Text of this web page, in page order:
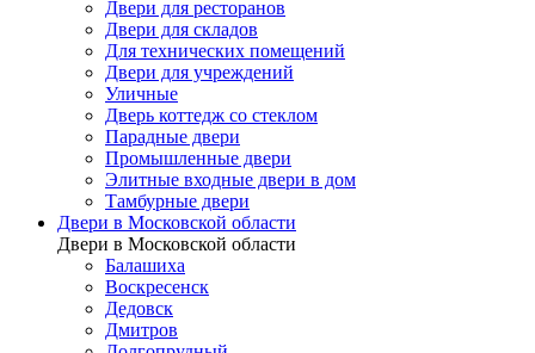
Двери для ресторанов
Двери для складов
Для технических помещений
Двери для учреждений
Уличные
Дверь коттедж со стеклом
Парадные двери
Промышленные двери
Элитные входные двери в дом
Тамбурные двери
Двери в Московской области
Двери в Московской области
Балашиха
Воскресенск
Дедовск
Дмитров